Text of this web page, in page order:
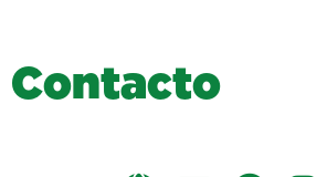
Contacto